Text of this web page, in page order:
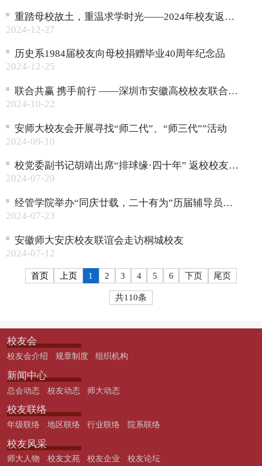
重踏母校故土，重温求学时光——2024年校友返校略影
2024-12-27
历史系1984届校友向母校捐赠毕业40周年纪念品
2024-12-25
联合共赢 携手前行 ——深圳市安徽高校校友联合会成立大会暨安徽师范大学&安徽医科大学深圳校友金秋联谊会成功举行
2024-10-22
安师大校友会开展寻找“师二代”、“师三代””活动
2024-09-10
校党委副书记胡靖出席“排球缘·四十年” 返校校友座谈会
2024-07-29
经管学院举办“同庆廿载，二十有为”历届辅导员座谈会暨校友工作会议
2024-07-23
安徽师大安庆校友联谊会走访桐城校友
2024-07-12
首页 上页 1 2 3 4 5 6 下页 尾页
共110条
校友会
校友会介绍 规章制度 组织机构
新闻中心
总会动态 校友动态 师大动态
校友联络
年级联络 地区联络 行业联络 院系联络
校友风采
师大人物 校友文苑 校友企业 校友论坛